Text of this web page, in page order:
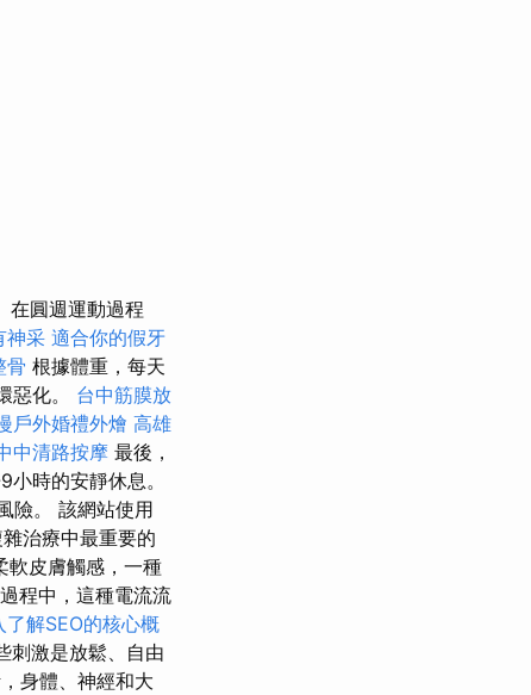
在圓週運動過程
神采 適合你的假牙
骨 根據體重，每天
惡化。 台中筋膜放
戶外婚禮外燴 高雄
中清路按摩 最後，
時的安靜休息。
險。 該網站使用
治療中最重要的
軟皮膚觸感，一種
程中，這種電流流
了解SEO的核心概
刺激是放鬆、自由
身體、神經和大